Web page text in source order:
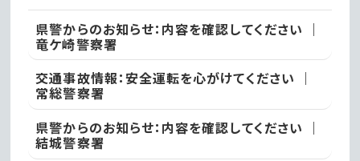
県警からのお知らせ：内容を確認してください ｜
竜ケ崎警察署
交通事故情報：安全運転を心がけてください ｜
常総警察署
県警からのお知らせ：内容を確認してください ｜
結城警察署